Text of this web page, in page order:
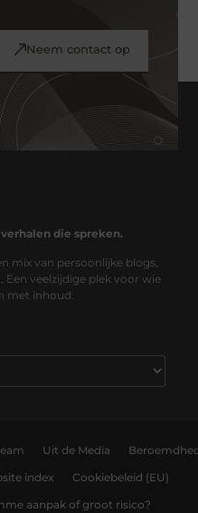
Neem contact op
die spreken.
mix van persoonlijke blogs,
Een veelzijdige plek voor wie
met inhoud.
Uit de Media
index Cookiebeleid (EU)
aanpak of groot risico?